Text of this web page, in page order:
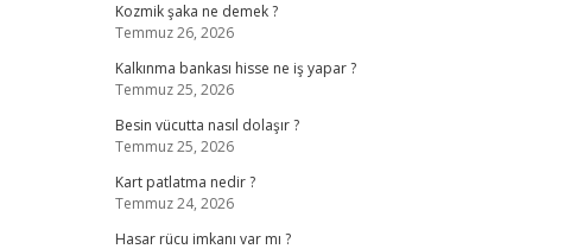
Kozmik şaka ne demek ?
Temmuz 26, 2026
Kalkınma bankası hisse ne iş yapar ?
Temmuz 25, 2026
Besin vücutta nasıl dolaşır ?
Temmuz 25, 2026
Kart patlatma nedir ?
Temmuz 24, 2026
Hasar rücu imkanı var mı ?